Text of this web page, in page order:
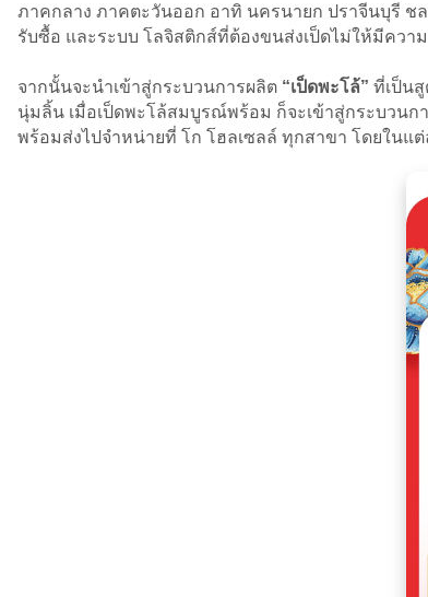
ภาคกลาง ภาคตะวันออก อาทิ นครนายก ปราจีนบุรี ช
รับซื้อ และระบบ โลจิสติกส์ที่ต้องขนส่งเป็ดไม่ให้มีควา
จากนั้นจะนำเข้าสู่กระบวนการผลิต “เป็ดพะโล้” ที่เป็น
นุ่มลิ้น เมื่อเป็ดพะโล้สมบูรณ์พร้อม ก็จะเข้าสู่กระบวนก
พร้อมส่งไปจำหน่ายที่ โก โฮลเซลล์ ทุกสาขา โดยในแ